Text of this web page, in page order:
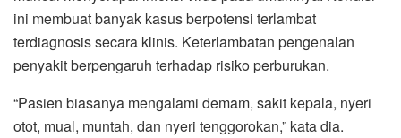
ini membuat banyak kasus berpotensi terlambat
terdiagnosis secara klinis. Keterlambatan pengenalan
penyakit berpengaruh terhadap risiko perburukan.
“Pasien biasanya mengalami demam, sakit kepala, nyeri
otot, mual, muntah, dan nyeri tenggorokan,” kata dia.